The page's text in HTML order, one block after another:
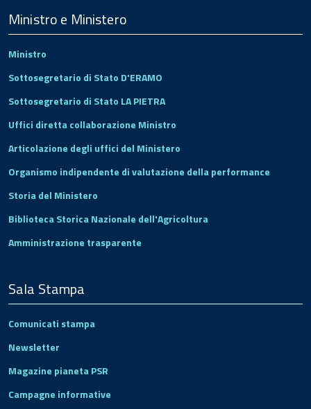
Footer
Ministro e Ministero
Ministro
Sottosegretario di Stato D'ERAMO
Sottosegretario di Stato LA PIETRA
Uffici diretta collaborazione Ministro
Articolazione degli uffici del Ministero
Organismo indipendente di valutazione della performance
Storia del Ministero
Biblioteca Storica Nazionale dell'Agricoltura
Amministrazione trasparente
Sala Stampa
Comunicati stampa
Newsletter
Magazine pianeta PSR
Campagne informative